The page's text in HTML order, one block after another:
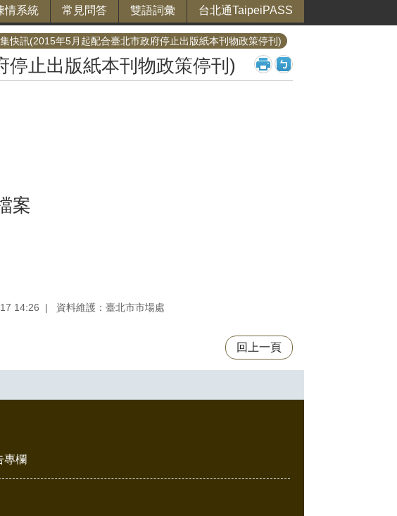
情系統 常見問答 雙語詞彙 台北通TaipeiPASS
快訊(2015年5月起配合臺北市政府停止出版紙本刊物政策停刊)
停止出版紙本刊物政策停刊)
案
14:26 資料維護：臺北市市場處
回上一頁
專欄